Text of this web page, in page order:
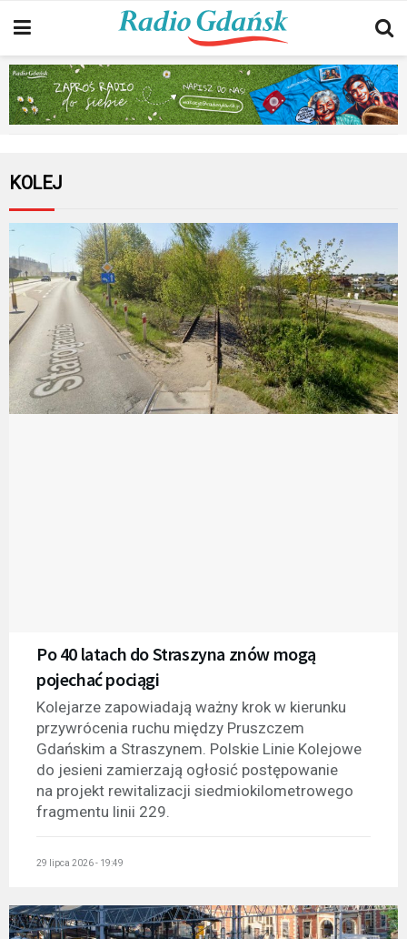
KOLEJ
Po 40 latach do Straszyna znów mogą
pojechać pociągi
Kolejarze zapowiadają ważny krok w kierunku
przywrócenia ruchu między Pruszczem
Gdańskim a Straszynem. Polskie Linie Kolejowe
do jesieni zamierzają ogłosić postępowanie
na projekt rewitalizacji siedmiokilometrowego
fragmentu linii 229.
29 lipca 2026 - 19:49